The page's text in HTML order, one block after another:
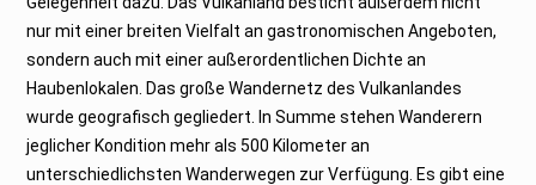
nur mit einer breiten Vielfalt an gastronomischen Angeboten,
sondern auch mit einer außerordentlichen Dichte an
Haubenlokalen. Das große Wandernetz des Vulkanlandes
wurde geografisch gegliedert. In Summe stehen Wanderern
jeglicher Kondition mehr als 500 Kilometer an
unterschiedlichsten Wanderwegen zur Verfügung. Es gibt eine